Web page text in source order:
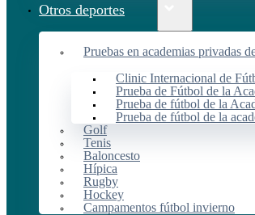
Otros deportes
Pruebas en academias privadas
Clinic Internacional de
Prueba de Fútbol de la
Prueba de fútbol de la
Prueba de fútbol de la
Golf
Tenis
Baloncesto
Hípica
Rugby
Hockey
Campamentos fútbol invierno